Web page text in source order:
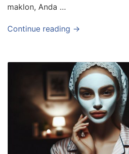
maklon, Anda …
Continue reading →